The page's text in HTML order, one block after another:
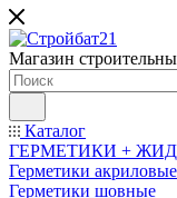
Магазин
Каталог
ГЕРМЕТИКИ +
Герметики акриловые
Герметики шовные